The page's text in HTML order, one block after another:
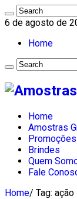
6 de agosto de
Home
Home
Amostras
Brindes
Quem
Fale
Home/ Tag: ação